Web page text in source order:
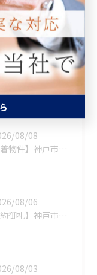
08/08
【新着物件】神戸市須磨区
08/06
【成約御礼】神戸市須磨区
08/03